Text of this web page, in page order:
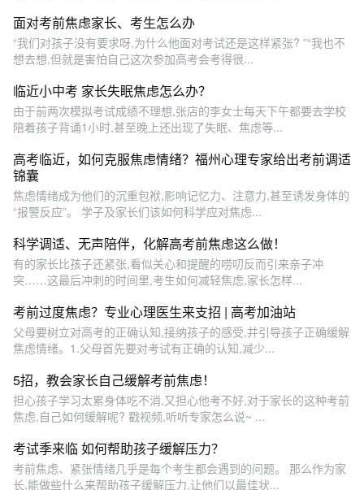
面对考前焦虑家长、考生怎么办
“我们对孩子没有要求呀,为什么他面对考试还是这样紧张? ”“我也不
想去想,但就是害怕自己这次参加高考会考得很...
临近小中考 家长失眠焦虑怎么办？
由于前两次模拟考试成绩不理想,张店的李女士每天下午都要去学校
陪着孩子背诵1小时,甚至晚上还出现了失眠、焦虑等...
高考临近，如何克服焦虑情绪？福州心理专家给出考前调适
锦囊
焦虑情绪成为他们的沉重包袱,影响记忆力、注意力,甚至诱发身体的
“报警反应”。 学子及家长们该如何科学应对焦虑...
科学调适、无声陪伴，化解高考前焦虑这么做！
有的家长比孩子还紧张,看似关心和提醒的唠叨反而引来亲子冲
突……这最后冲刺的时间里,考生如何减轻焦虑,家长怎样...
考前过度焦虑？专业心理医生来支招 | 高考加油站
父母要树立对高考的正确认知,接纳孩子的感受,并引导孩子正确缓解
焦虑情绪。1.父母首先要对考试有正确的认知,减少...
5招，教会家长自己缓解考前焦虑！
担心孩子学习太累身体吃不消,又担心他考不好,对于家长的这种考前
焦虑,自己如何缓解呢? 戳视频,听听专家怎么说~ ...
考试季来临 如何帮助孩子缓解压力？
考前焦虑、紧张情绪几乎是每个考生都会遇到的问题。 那么作为家
长,能做些什么来帮助孩子缓解压力,让他们以最佳状...